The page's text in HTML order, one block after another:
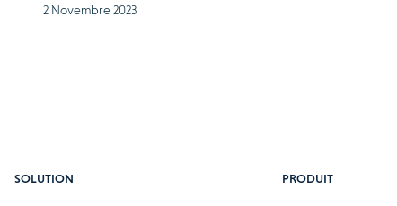
2 Novembre 2023
SOLUTION PRODUIT